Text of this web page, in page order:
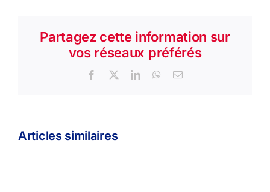
Partagez cette information sur
vos réseaux préférés
Facebook
X LinkedInWhatsApp
Email
Articles similaires